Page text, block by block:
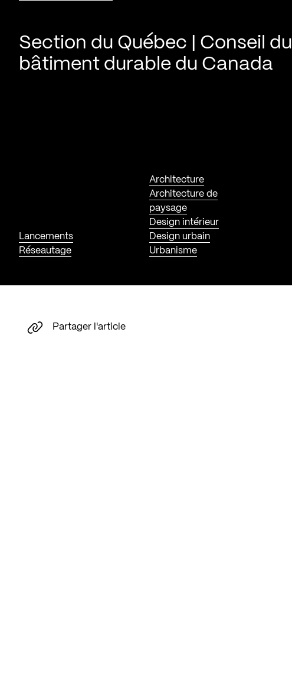
Section du Québec | Conseil du
bâtiment durable du Canada
Lancements
Réseautage
Architecture
Architecture de
paysage
Design intérieur
Design urbain
Urbanisme
Partager l'article